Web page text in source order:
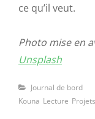
ce qu’il veut.
Photo mise en
Unsplash
Categories
Journal de bord
Kouna Lecture Projets